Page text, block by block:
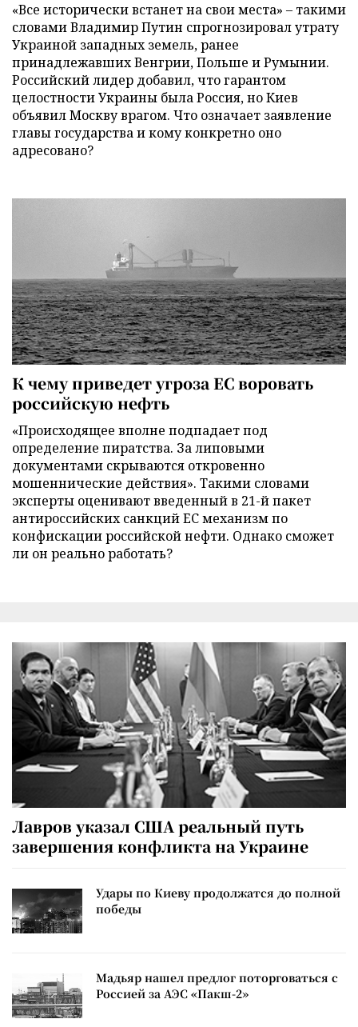
«Все исторически встанет на свои места» – такими
словами Владимир Путин спрогнозировал утрату
Украиной западных земель, ранее
принадлежавших Венгрии, Польше и Румынии.
Российский лидер добавил, что гарантом
целостности Украины была Россия, но Киев
объявил Москву врагом. Что означает заявление
главы государства и кому конкретно оно
адресовано?
К чему приведет угроза ЕС воровать
российскую нефть
«Происходящее вполне подпадает под
определение пиратства. За липовыми
документами скрываются откровенно
мошеннические действия». Такими словами
эксперты оценивают введенный в 21-й пакет
антироссийских санкций ЕС механизм по
конфискации российской нефти. Однако сможет
ли он реально работать?
Лавров указал США реальный путь
завершения конфликта на Украине
Удары по Киеву продолжатся до полной
победы
Мадьяр нашел предлог поторговаться с
Россией за АЭС «Пакш-2»